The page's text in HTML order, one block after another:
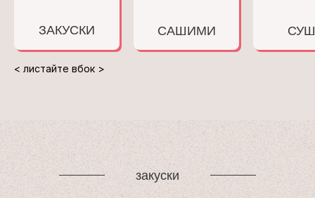
ЗАКУСКИ САШИМИ
< листайте вбок >
закуски